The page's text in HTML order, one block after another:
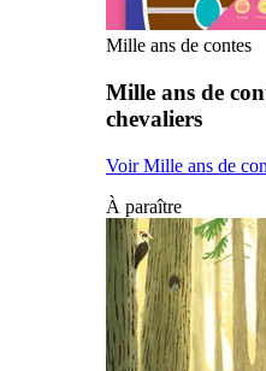
Mille ans de contes
Mille ans de
chevaliers
Voir Mille ans de
À paraître